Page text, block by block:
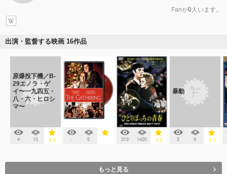
Fanが0 人います。
出演・監督する映画 16作品
原爆投下機／B-
29エノラ・ゲ
イ〜一九四五・
八・六・ヒロシ
マ〜
4 15 2.9 - 5 - 313 1420 3.9
暴動
2 9 3.1
もっと見る